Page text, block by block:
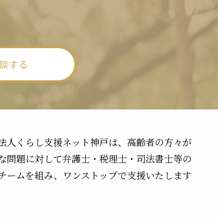
する
人くらし支援ネット神戸は、高齢者の方々が
問題に対して弁護士・税理士・司法書士等の
ームを組み、ワンストップで支援いたします